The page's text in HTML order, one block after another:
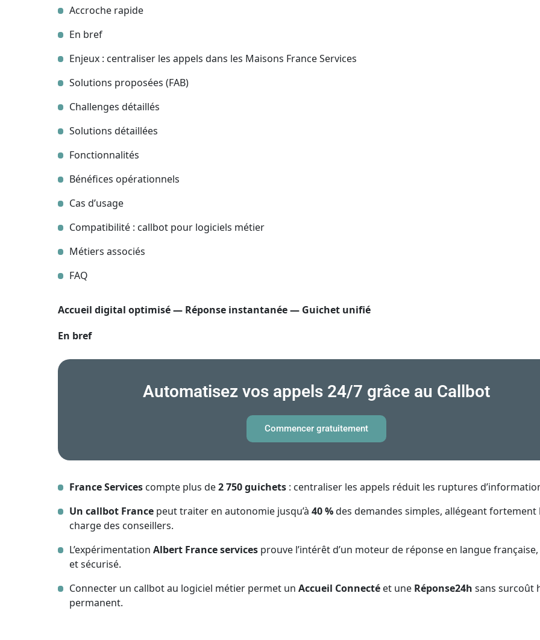
Accroche rapide
En bref
Enjeux : centraliser les appels dans les Maisons France Services
Solutions proposées (FAB)
Challenges détaillés
Solutions détaillées
Fonctionnalités
Bénéfices opérationnels
Cas d’usage
Compatibilité : callbot pour logiciels métier
Métiers associés
FAQ
Accueil digital optimisé — Réponse instantanée — Guichet unifié
En bref
Automatisez vos appels 24/7 grâce au Callbot
Commencer gratuitement
France Servicescompte plus de2 750 guichets: centraliser les appels réduit les ruptures
Un callbot Francepeut traiter en autonomie jusqu’à 40 %des demandes simples, allégeant fortement
charge des conseillers.
L’expérimentation Albert France servicesprouve l’intérêt d’un moteur de réponse en langue
et sécurisé.
Connecter un callbot au logiciel métier permet un Accueil Connectéet une Réponse24h sans surcoût
permanent.